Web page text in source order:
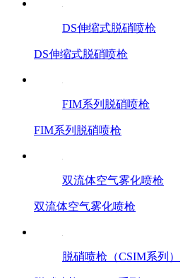
DS伸缩式脱硝喷枪
DS伸缩式脱硝喷枪
FIM系列脱硝喷枪
FIM系列脱硝喷枪
双流体空气雾化喷枪
双流体空气雾化喷枪
脱硝喷枪（CSIM系列）